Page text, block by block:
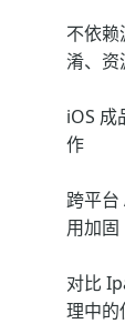
不依赖
淆、资
iOS 成
作
跨平
用加固
对比
理中的